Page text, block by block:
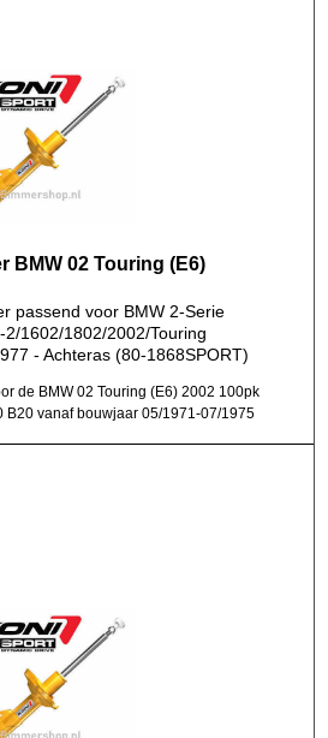
BMW 02 Touring (E6)
passend voor BMW 2-Serie
1602/1802/2002/Touring
- Achteras (80-1868SPORT)
de BMW 02 Touring (E6) 2002 100pk
B20 vanaf bouwjaar 05/1971-07/1975